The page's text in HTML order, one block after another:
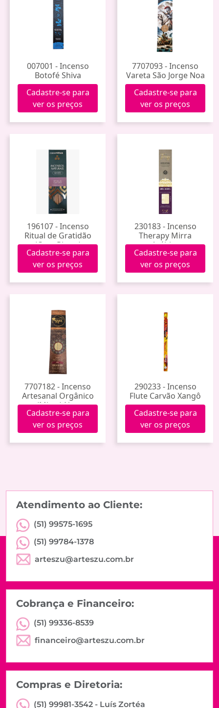
007001 - Incenso
Botofé Shiva
Cadastre-se para
ver os preços
7707093 - Incenso
Vareta São Jorge Noa
Cadastre-se para
ver os preços
196107 - Incenso
Ritual de Gratidão
(Casa Rittua)
Cadastre-se para
ver os preços
230183 - Incenso
Therapy Mirra
Arábica
Cadastre-se para
ver os preços
7707182 - Incenso
Artesanal Orgânico
(Mirra) Noa
Cadastre-se para
ver os preços
290233 - Incenso
Flute Carvão Xangô
Cadastre-se para
ver os preços
Atendimento ao Cliente:
(51) 99575-1695
(51) 99784-1378
arteszu@arteszu.com.br
Cobrança e Financeiro:
(51) 99336-8539
financeiro@arteszu.com.br
Compras e Diretoria:
(51) 99981-3542 - Luís Zortéa